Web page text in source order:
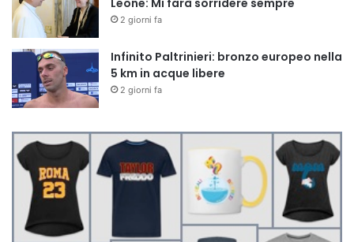
Leone: Mi farà sorridere sempre
2 giorni fa
Infinito Paltrinieri: bronzo europeo nella
5 km in acque libere
2 giorni fa